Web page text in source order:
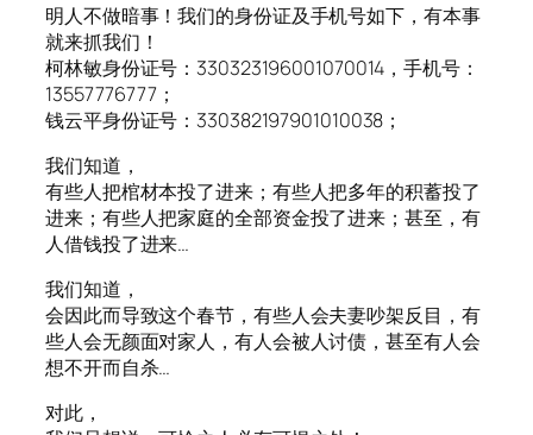
明人不做暗事！我们的身份证及手机号如下，有本事
就来抓我们！
柯林敏身份证号：330323196001070014，手机号：
13557776777；
钱云平身份证号：330382197901010038；
我们知道，
有些人把棺材本投了进来；有些人把多年的积蓄投了
进来；有些人把家庭的全部资金投了进来；甚至，有
人借钱投了进来…
我们知道，
会因此而导致这个春节，有些人会夫妻吵架反目，有
些人会无颜面对家人，有人会被人讨债，甚至有人会
想不开而自杀…
对此，